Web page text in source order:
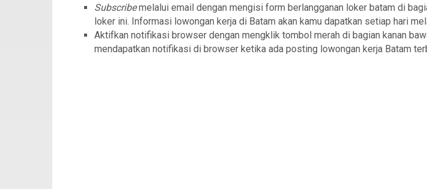
Subscribemelalui email dengan mengisi form berlangganan loker batam di
loker ini. Informasi lowongan kerja di Batam akan kamu dapatkan setiap hari
Aktifkan notifikasi browser dengan mengklik tombol merah di bagian kanan
mendapatkan notifikasi di browser ketika ada posting lowongan kerja Batam